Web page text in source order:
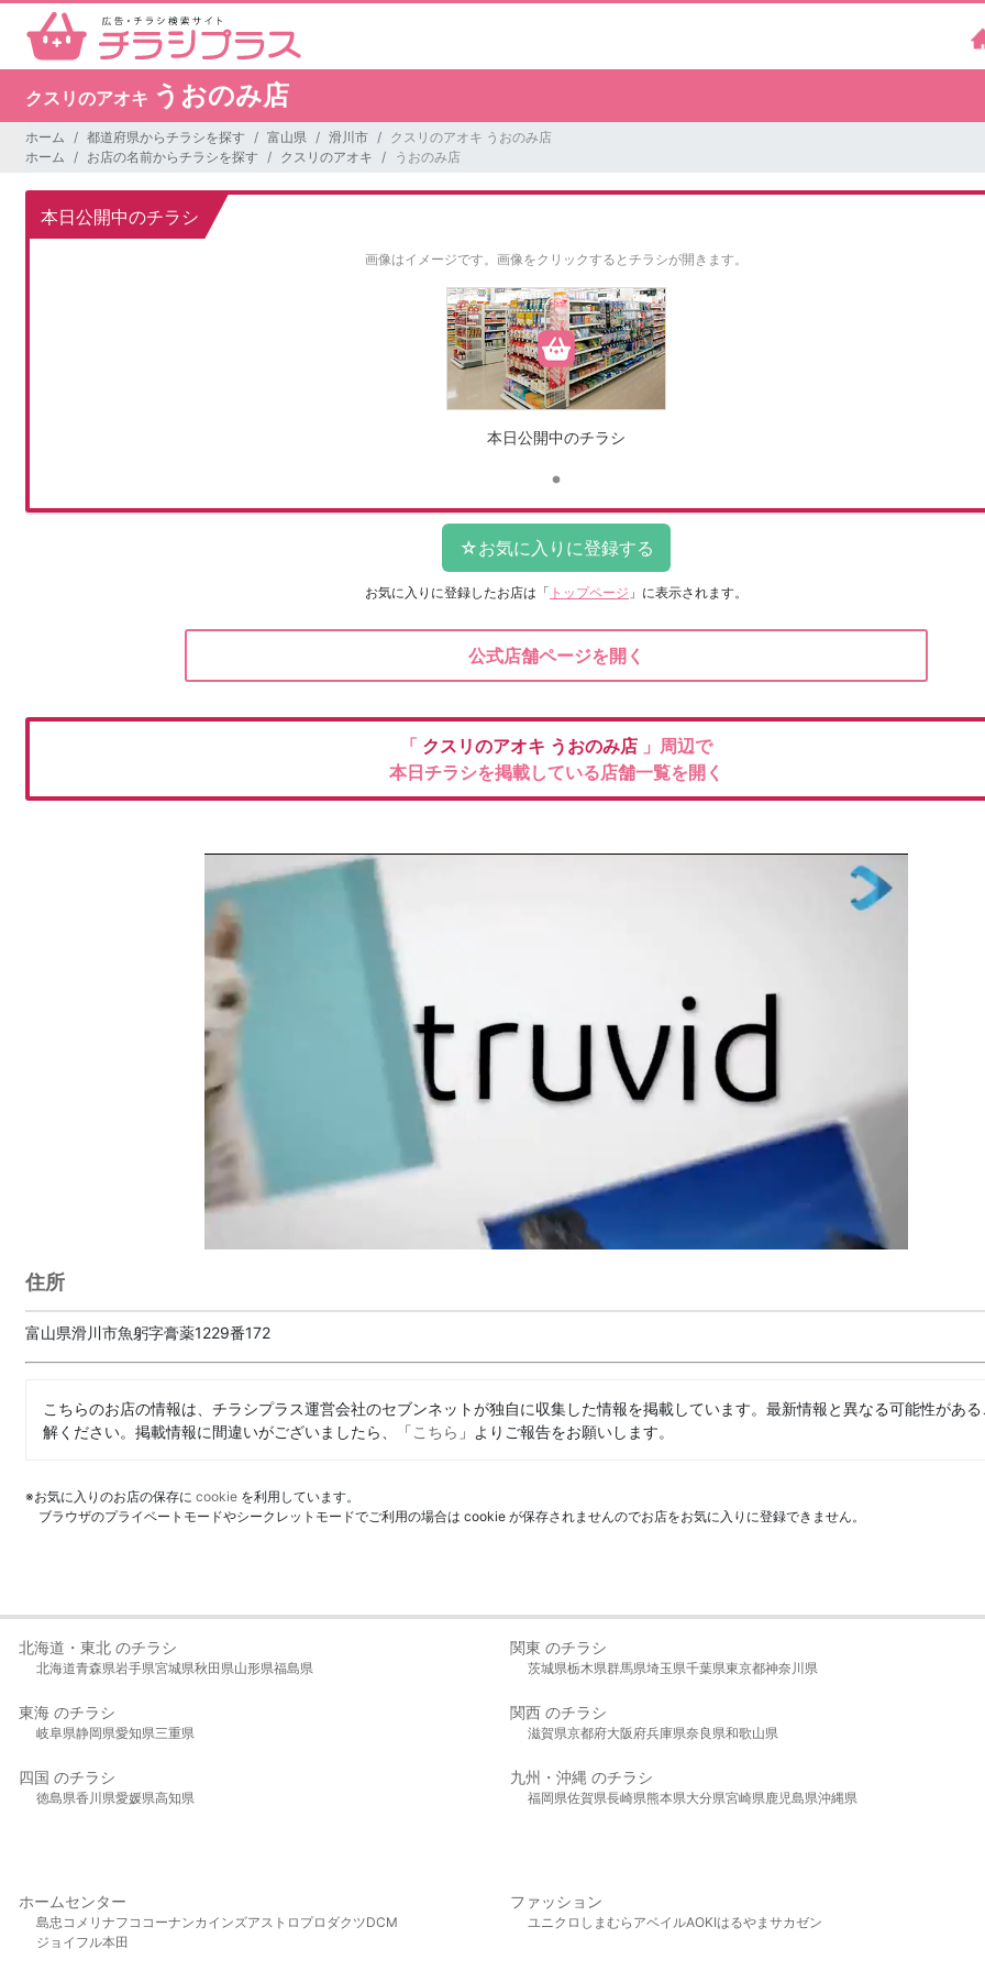
クスリのアオキ うおのみ店
ホーム 都道府県からチラシを探す 富山県 滑川市
クスリのアオキ うおのみ店
ホーム
お店の名前からチラシを探す クスリのアオキ うおのみ店
本日公開中のチラシ
画像はイメージです。 画像をクリックするとチラシが開きます。
本日公開中のチラシ
お気に入りに登録したお店は 「 トップページ 」に表示されます。
公式店舗ページを開く
「 クスリのアオキ うおのみ店 」周辺で
本日チラシを掲載している店舗一覧を開く
住所
富山県滑川市魚躬字膏薬1229番172
こちらのお店の情報は、チラシプラス運営会社のセブンネットが独自に収集した情報を掲載しています。最新情報と異なる可能性があ
解ください。掲載情報に間違いがございましたら、「こちら 」よりご報告をお願いします。
※お気に入りのお店の保存に cookie を利用しています。
ブラウザのプライベートモードやシークレットモードでご利用の場合は cookie が保存されませんのでお店をお気に入りに登録できません。
北海道・東北 のチラシ
北海道青森県岩手県宮城県秋田県山形県福島県
関東 のチラシ
茨城県栃木県群馬県埼玉県千葉県東京都神奈川県
東海 のチラシ
岐阜県静岡県愛知県三重県
関西 のチラシ
滋賀県京都府大阪府兵庫県奈良県和歌山県
四国 のチラシ
徳島県香川県愛媛県高知県
九州・沖縄 のチラシ
福岡県佐賀県長崎県熊本県大分県宮崎県鹿児島県沖縄県
ホームセンター
島忠 コメリ ナフコ コーナンカインズアストロプロダクツDCM
ジョイフル本田
ファッション
ユニクロ しまむら アベイルAOKIはるやま サカゼン